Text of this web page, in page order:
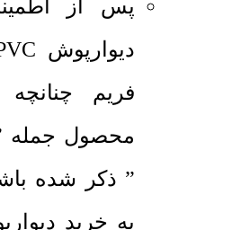
پس از
فریم
محصول جمله ”
” ذکر شده
به خرید